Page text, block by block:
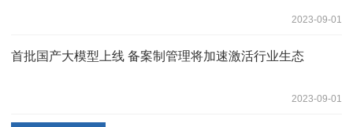
2023-09-01
首批国产大模型上线 备案制管理将加速激活行业生态
2023-09-01